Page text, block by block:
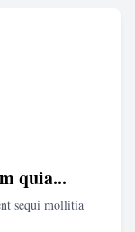
quia...
sequi mollitia